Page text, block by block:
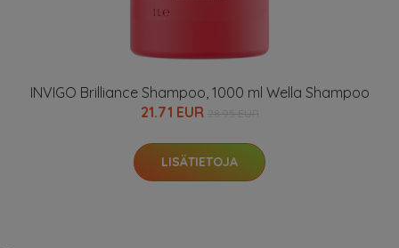
INVIGO Brilliance Shampoo, 1000 ml Wella Shampoo
21.71 EUR
LISÄTIETOJA